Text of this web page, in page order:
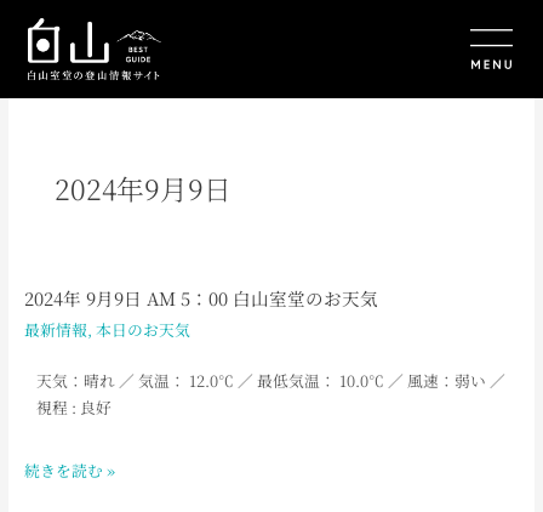
2024年9月9日
2024年 9月9日 AM 5：00 白山室堂のお天気
最新情報, 本日のお天気
天気：晴れ ／ 気温： 12.0℃ ／ 最低気温： 10.0℃ ／ 風速：弱い ／
視程 : 良好
2024
年
月
AM
続きを読む »